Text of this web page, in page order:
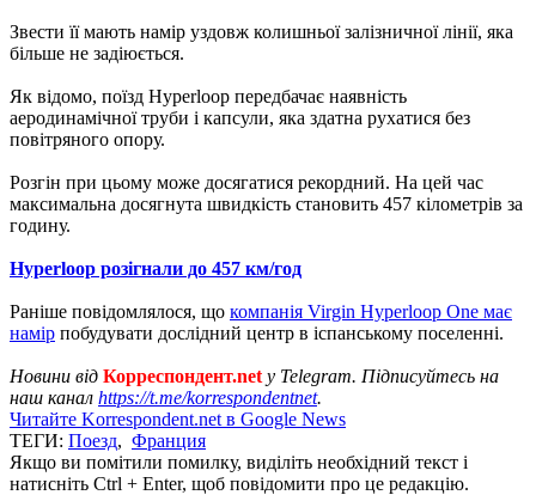
Звести її мають намір уздовж колишньої залізничної лінії, яка
більше не задіюється.
Як відомо, поїзд Hyperloop передбачає наявність
аеродинамічної труби і капсули, яка здатна рухатися без
повітряного опору.
Розгін при цьому може досягатися рекордний. На цей час
максимальна досягнута швидкість становить 457 кілометрів за
годину.
Hyperloop розігнали до 457 км/год
Раніше повідомлялося, що компанія Virgin Hyperloop One має
намір побудувати дослідний центр в іспанському поселенні.
Новини від Корреспондент.net у Telegram. Підписуйтесь на
наш канал https://t.me/korrespondentnet.
Читайте Korrespondent.net в Google News
ТЕГИ: Поезд, Франция
Якщо ви помітили помилку, виділіть необхідний текст і
натисніть Ctrl + Enter, щоб повідомити про це редакцію.